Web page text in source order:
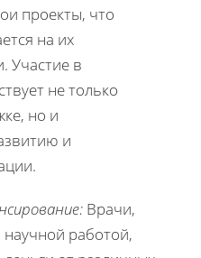
проекты, что
на их
Участие в
не только
но и
и
Врачи,
работой,